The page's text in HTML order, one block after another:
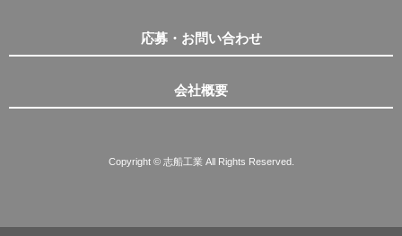
応募・お問い合わせ
会社概要
Copyright © 志船工業 All Rights Reserved.